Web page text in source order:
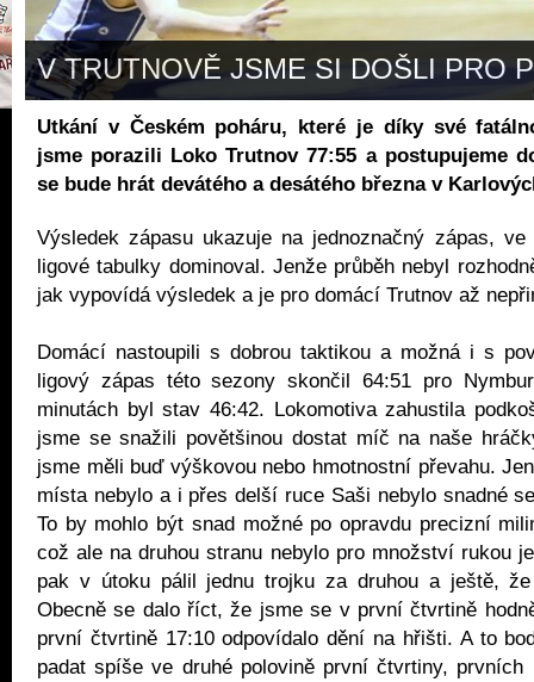
V TRUTNOVĚ JSME SI DOŠLI PRO
Utkání v Českém poháru, které je díky své
jsme porazili Loko Trutnov 77:55 a postupujeme
se bude hrát devátého a desátého března v
Výsledek zápasu ukazuje na jednoznačný zápas,
ligové tabulky dominoval. Jenže průběh nebyl
jak vypovídá výsledek a je pro domácí Trutnov až
Domácí nastoupili s dobrou taktikou a možná i s
ligový zápas této sezony skončil 64:51 pro
minutách byl stav 46:42. Lokomotiva zahustila
jsme se snažili povětšinou dostat míč na naše
jsme měli buď výškovou nebo hmotnostní převahu.
místa nebylo a i přes delší ruce Saši nebylo snadné
To by mohlo být snad možné po opravdu precizní
což ale na druhou stranu nebylo pro množství rukou
pak v útoku pálil jednu trojku za druhou a ještě,
Obecně se dalo říct, že jsme se v první čtvrtině
první čtvrtině 17:10 odpovídalo dění na hřišti. A to
padat spíše ve druhé polovině první čtvrtiny, prvních